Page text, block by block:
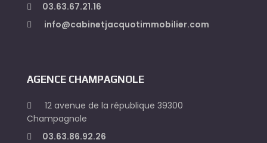
03.63.67.21.16
info@cabinetjacquotimmobilier.com
AGENCE CHAMPAGNOLE
12 avenue de la république 39300
Champagnole
03.63.86.92.26